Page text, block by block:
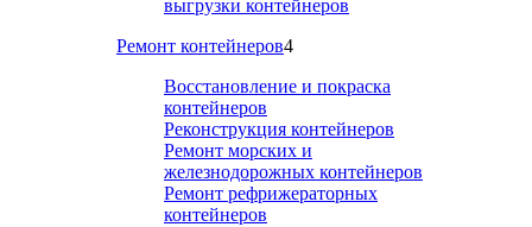
выгрузки контейнеров
Ремонт контейнеров4
Восстановление и покраска
контейнеров
Реконструкция контейнеров
Ремонт морских и
железнодорожных контейнеров
Ремонт рефрижераторных
контейнеров